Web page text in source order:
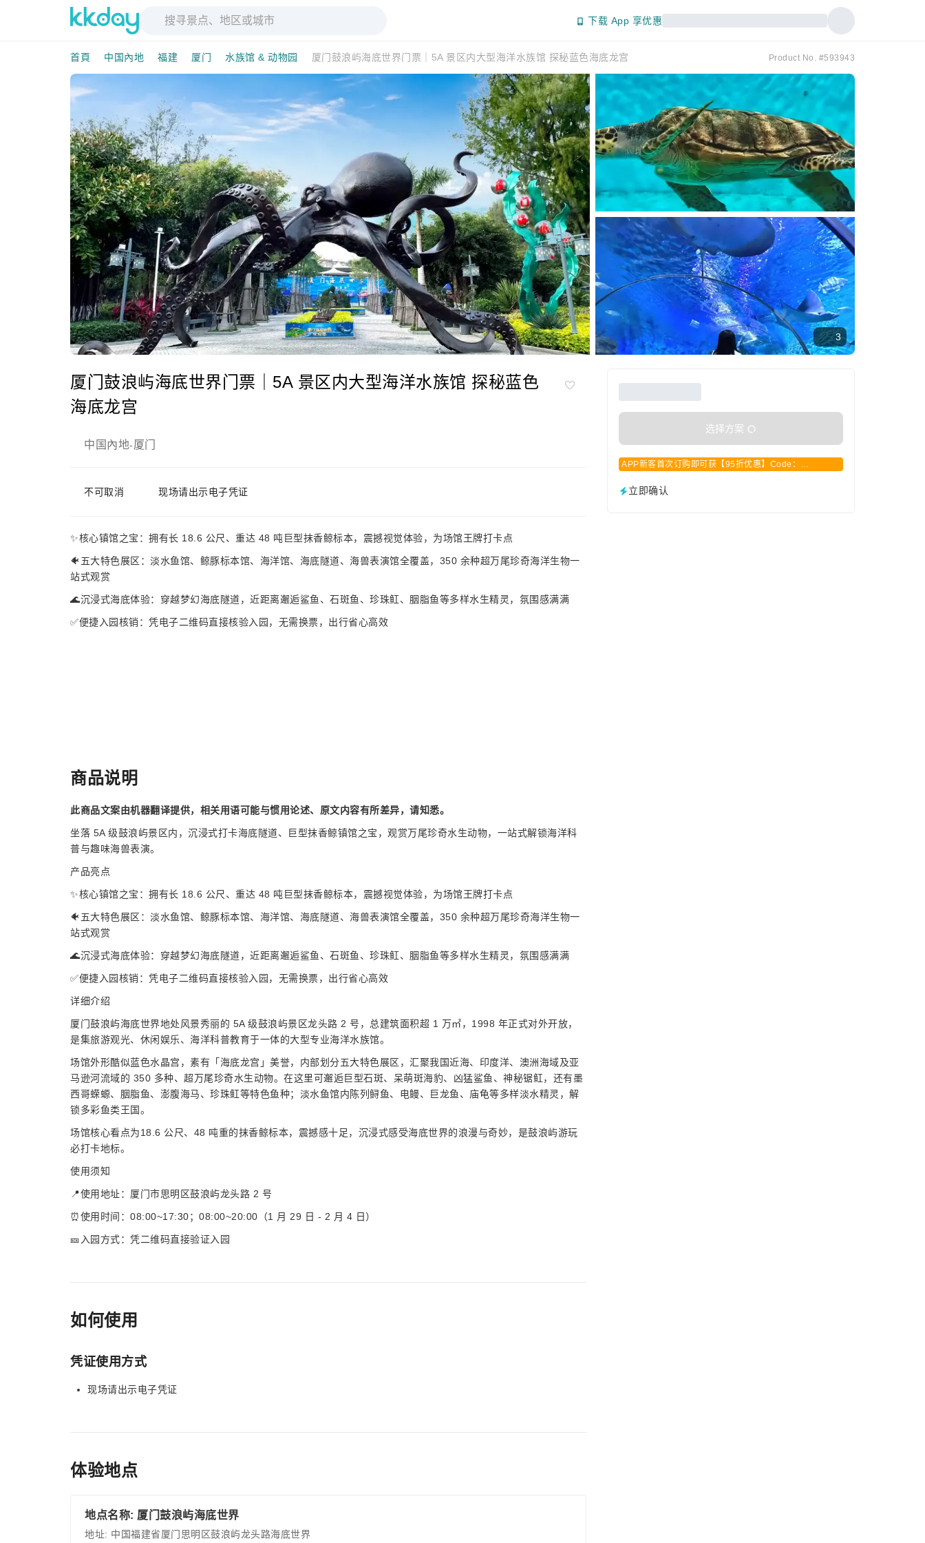
下载 App 享优惠
首頁 中国內地 福建 厦门 水族馆 & 动物园 厦门鼓浪屿海底世界门票｜5A 景区内大型海洋水族馆 探秘蓝色海底龙宫 Product No. #593943
3
厦门鼓浪屿海底世界门票｜5A 景区内大型海洋水族馆 探秘蓝色
海底龙宫
中国內地-厦门
不可取消 现场请出示电子凭证
✨核心镇馆之宝：拥有长 18.6 公尺、重达 48 吨巨型抹香鲸标本，震撼视觉体验，为场馆王牌打卡点
🐠五大特色展区：淡水鱼馆、鲸豚标本馆、海洋馆、海底隧道、海兽表演馆全覆盖，350 余种超万尾珍奇海洋生物一
站式观赏
🌊沉浸式海底体验：穿越梦幻海底隧道，近距离邂逅鲨鱼、石斑鱼、珍珠𫚉、胭脂鱼等多样水生精灵，氛围感满满
✅便捷入园核销：凭电子二维码直接核验入园，无需换票，出行省心高效
选择方案
APP新客首次订购即可获【95折优惠】Code：
立即确认
商品说明
此商品文案由机器翻译提供，相关用语可能与惯用论述、原文内容有所差异，请知悉。
坐落 5A 级鼓浪屿景区内，沉浸式打卡海底隧道、巨型抹香鲸镇馆之宝，观赏万尾珍奇水生动物，一站式解锁海洋科
普与趣味海兽表演。
产品亮点
✨核心镇馆之宝：拥有长 18.6 公尺、重达 48 吨巨型抹香鲸标本，震撼视觉体验，为场馆王牌打卡点
🐠五大特色展区：淡水鱼馆、鲸豚标本馆、海洋馆、海底隧道、海兽表演馆全覆盖，350 余种超万尾珍奇海洋生物一
站式观赏
🌊沉浸式海底体验：穿越梦幻海底隧道，近距离邂逅鲨鱼、石斑鱼、珍珠𫚉、胭脂鱼等多样水生精灵，氛围感满满
✅便捷入园核销：凭电子二维码直接核验入园，无需换票，出行省心高效
详细介绍
厦门鼓浪屿海底世界地处风景秀丽的 5A 级鼓浪屿景区龙头路 2 号，总建筑面积超 1 万㎡，1998 年正式对外开放，
是集旅游观光、休闲娱乐、海洋科普教育于一体的大型专业海洋水族馆。
场馆外形酷似蓝色水晶宫，素有「海底龙宫」美誉，内部划分五大特色展区，汇聚我国近海、印度洋、澳洲海域及亚
马逊河流域的 350 多种、超万尾珍奇水生动物。在这里可邂逅巨型石斑、呆萌斑海豹、凶猛鲨鱼、神秘锯𫚉，还有墨
西哥蝾螈、胭脂鱼、澎腹海马、珍珠𫚉等特色鱼种；淡水鱼馆内陈列鲟鱼、电鳗、巨龙鱼、庙龟等多样淡水精灵，解
锁多彩鱼类王国。
场馆核心看点为18.6 公尺、48 吨重的抹香鲸标本，震撼感十足，沉浸式感受海底世界的浪漫与奇妙，是鼓浪屿游玩
必打卡地标。
使用须知
📍使用地址：厦门市思明区鼓浪屿龙头路 2 号
⏰使用时间：08:00~17:30；08:00~20:00（1 月 29 日 - 2 月 4 日）
🎫入园方式：凭二维码直接验证入园
如何使用
凭证使用方式
现场请出示电子凭证
体验地点
地点名称: 厦门鼓浪屿海底世界
地址: 中国福建省厦门思明区鼓浪屿龙头路海底世界